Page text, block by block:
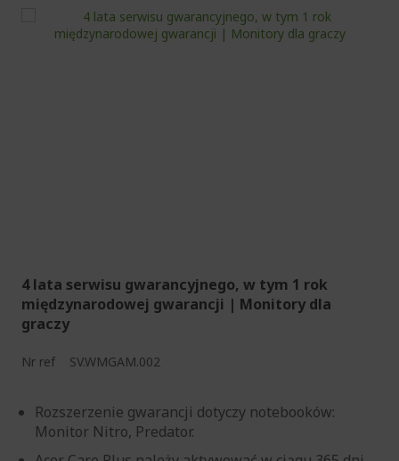
4 lata serwisu gwarancyjnego, w tym 1 rok
międzynarodowej gwarancji | Monitory dla
graczy
Nr ref SV.WMGAM.002
Rozszerzenie gwarancji dotyczy notebooków:
Monitor Nitro, Predator.